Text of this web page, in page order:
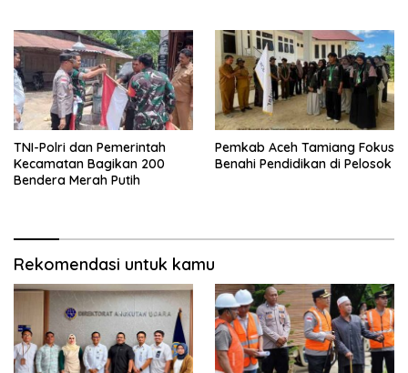
TNI-Polri dan Pemerintah
Kecamatan Bagikan 200
Bendera Merah Putih
Pemkab Aceh Tamiang Fokus
Benahi Pendidikan di Pelosok
Rekomendasi untuk kamu